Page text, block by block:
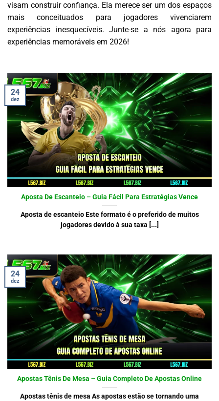
visam construir confiança. Ela merece ser um dos espaços
mais conceituados para jogadores vivenciarem
experiências inesquecíveis. Junte-se a nós agora para
experiências memoráveis ​​em 2026!
Aposta De Escanteio – Guia Fácil Para Estratégias Vence
Aposta de escanteio Este formato é o preferido de muitos
jogadores devido à sua taxa [...]
24
dez
Apostas Tênis De Mesa – Guia Completo De Apostas Online
Apostas tênis de mesa As apostas estão se tornando uma
24
dez